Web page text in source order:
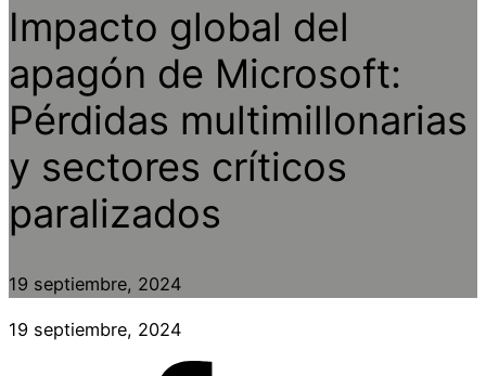
Impacto global del
apagón de Microsoft:
Pérdidas multimillonarias
y sectores críticos
paralizados
19 septiembre, 2024
19 septiembre, 2024